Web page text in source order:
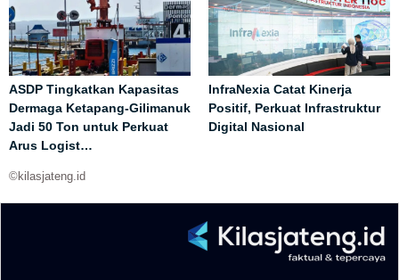
ASDP Tingkatkan Kapasitas
Dermaga Ketapang-Gilimanuk
Jadi 50 Ton untuk Perkuat
Arus Logist…
InfraNexia Catat Kinerja
Positif, Perkuat Infrastruktur
Digital Nasional
©kilasjateng.id